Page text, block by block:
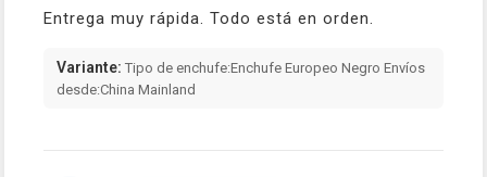
Entrega muy rápida. Todo está en orden.
Variante: Tipo de enchufe:Enchufe Europeo Negro Envíos
desde:China Mainland